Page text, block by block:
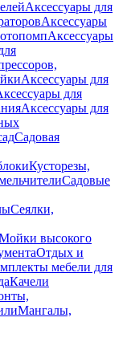
Аксессуары для
Аксессуары
Аксессуары
Аксессуары для
для
Аксессуары для
Садовая
Кусторезы,
Садовые
Сеялки,
высокого
Отдых и
мебели для
Качели
Мангалы,